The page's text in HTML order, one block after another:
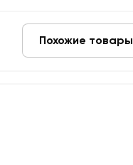
Похожие товары